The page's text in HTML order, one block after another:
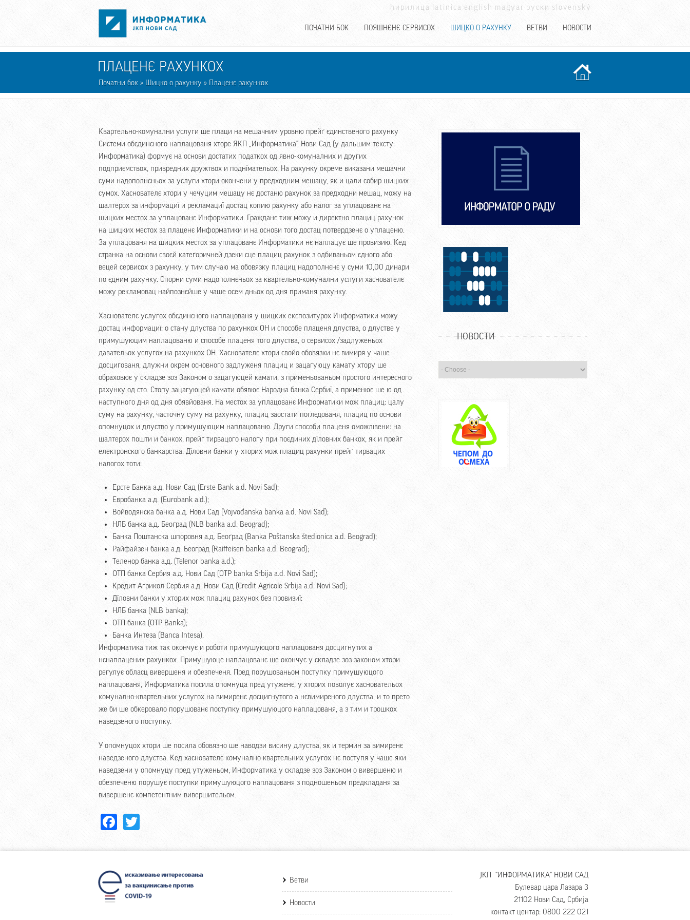
ћирилица latinica english magyar руски slovenský
ПОЧАТНИ БОК ПОЯШНЄНЄ СЕРВИСОХ ШИЦКО О РАХУНКУ ВЕТВИ НОВОСТИ
ПЛАЦЕНЄ РАХУНКОХ
Початни бок » Шицко о рахунку » Плаценє рахункох
Квартельно-комунални услуги ше плаци на мешачним уровню прейґ єдинственого рахунку
Системи обєдинєного наплацованя хторе ЯКП „Информатика“ Нови Сад (у дальшим тексту:
Информатика) формує на основи достатих податкох од явно-комуналних и других
подприємствох, привредних дружтвох и поднїмательох. На рахунку окреме виказани мешачни
суми надополнєньох за услуги хтори окончени у предходним мешацу, як и цали собир шицких
сумох. Хаснователє хтори у чечуцим мешацу нє достаню рахунок за предходни мешац, можу на
шалтерох за информациї и рекламациї достац копию рахунку або налог за уплацованє на
шицких местох за уплацованє Информатики. Гражданє тиж можу и директно плациц рахунок
на шицких местох за плаценє Информатики и на основи того достац потвердзенє о уплаценю.
За уплацованя на шицких местох за уплацованє Информатики нє наплацує ше провизию. Кед
странка на основи своєй катеґоричней дзеки сце плациц рахунок з одбиваньом єдного або
вецей сервисох з рахунку, у тим случаю ма обовязку плациц надополнєнє у суми 10,00 динари
по єдним рахунку. Спорни суми надополнєньох за квартельно-комунални услуги хаснователє
можу рекламовац найпознєйше у чаше осем дньох од дня приманя рахунку.
Хаснователє услугох обєдинєного наплацованя у шицких експозитурох Информатики можу
достац информациї: о стану длуства по рахункох ОН и способе плаценя длуства, о длустве у
примушуюцим наплацованю и способе плаценя того длуства, о сервисох /задлуженьох
давательох услугох на рахункох ОН. Хаснователє хтори свойо обовязки нє вимиря у чаше
досцигованя, длужни окрем основного задлуженя плациц и зацагуюцу камату хтору ше
обраховює у складзе зоз Законом о зацагуюцей камати, з применьованьом простого интересного
рахунку од сто. Стопу зацагуюцей камати обявює Народна банка Сербиї, а применює ше ю од
наступного дня од дня обявйованя. На местох за уплацованє Информатики мож плациц: цалу
суму на рахунку, часточну суму на рахунку, плациц заостати поглєдованя, плациц по основи
опомнуцох и длуство у примушуюцим наплацованю. Други способи плаценя оможлївени: на
шалтерох пошти и банкох, прейґ тирвацого налогу при поєдиних дїловних банкох, як и прейґ
електронского банкарства. Дїловни банки у хторих мож плациц рахунки прейґ тирвацих
налогох тоти:
Ерсте Банка а.д. Нови Сад (Erste Bank a.d. Novi Sad);
Евробанка а.д. (Eurobank a.d.);
Войводянска банка а.д. Нови Сад (Vojvođanska banka a.d. Novi Sad);
НЛБ банка а.д. Беоґрад (NLB banka a.d. Beograd);
Банка Поштанска шпоровня а.д. Беоґрад (Banka Poštanska štedionica a.d. Beograd);
Райфайзен банка а.д. Беоґрад (Raiffeisen banka a.d. Beograd);
Теленор банка а.д. (Telenor banka a.d.);
ОТП банка Сербия а.д. Нови Сад (OTP banka Srbija a.d. Novi Sad);
Кредит Аґрикол Сербия а.д. Нови Сад (Credit Agricole Srbija a.d. Novi Sad);
Дїловни банки у хторих мож плациц рахунок без провизиї:
НЛБ банка (NLB banka);
ОТП банка (OTP Banka);
Банка Интеза (Banca Intesa).
Информатика тиж так окончує и роботи примушуюцого наплацованя досцигнутих а
нєнаплацених рахункох. Примушуюце наплацованє ше окончує у складзе зоз законом хтори
реґулує обласц вивершеня и обезпеченя. Пред порушованьом поступку примушуюцого
наплацованя, Информатика посила опомнуца пред утуженє, у хторих поволує хасновательох
комунално-квартельних услугох на вимиренє досцигнутого а нєвимиреного длуства, и то прето
же би ше обкеровало порушованє поступку примушуюцого наплацованя, а з тим и трошкох
наведзеного поступку.
У опомнуцох хтори ше посила обовязно ше наводзи висину длуства, як и термин за вимиренє
наведзеного длуства. Кед хаснователє комунално-квартельних услугох нє поступя у чаше яки
наведзени у опомнуцу пред утуженьом, Информатика у складзе зоз Законом о вивершеню и
обезпеченю порушує поступки примушуюцого наплацованя з подношеньом предкладаня за
вивершенє компетентним вивершительом.
Facebook
НОВОСТИ
Ветви
Новости
ЈКП "ИНФОРМАТИКА" НОВИ САД
Булевар цара Лазара 3
21102 Нови Сад, Србија
контакт центар: 0800 222 021